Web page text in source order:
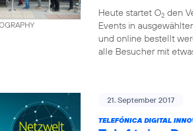
Heute startet O2 den
Events in
und online bestellt
alle Besucher mit
21. September 2017
TELEFÓNICA DIGITAL